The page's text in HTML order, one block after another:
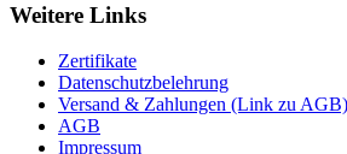
Weitere Links
Zertifikate
Datenschutzbelehrung
Versand & Zahlungen (Link zu AGB)
AGB
Impressum